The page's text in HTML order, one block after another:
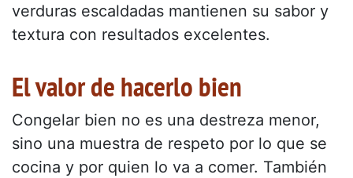
verduras escaldadas mantienen su sabor y
textura con resultados excelentes.
El valor de hacerlo bien
Congelar bien no es una destreza menor,
sino una muestra de respeto por lo que se
cocina y por quien lo va a comer. También